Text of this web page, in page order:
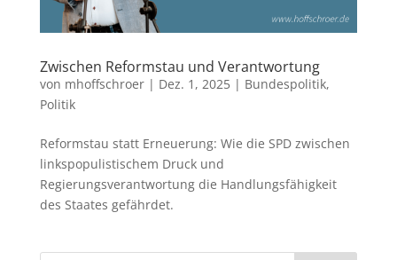
Zwischen Reformstau und Verantwortung
von mhoffschroer| Dez. 1, 2025| Bundespolitik,
Politik
Reformstau statt Erneuerung: Wie die SPD zwischen
linkspopulistischem Druck und
Regierungsverantwortung die Handlungsfähigkeit
des Staates gefährdet.